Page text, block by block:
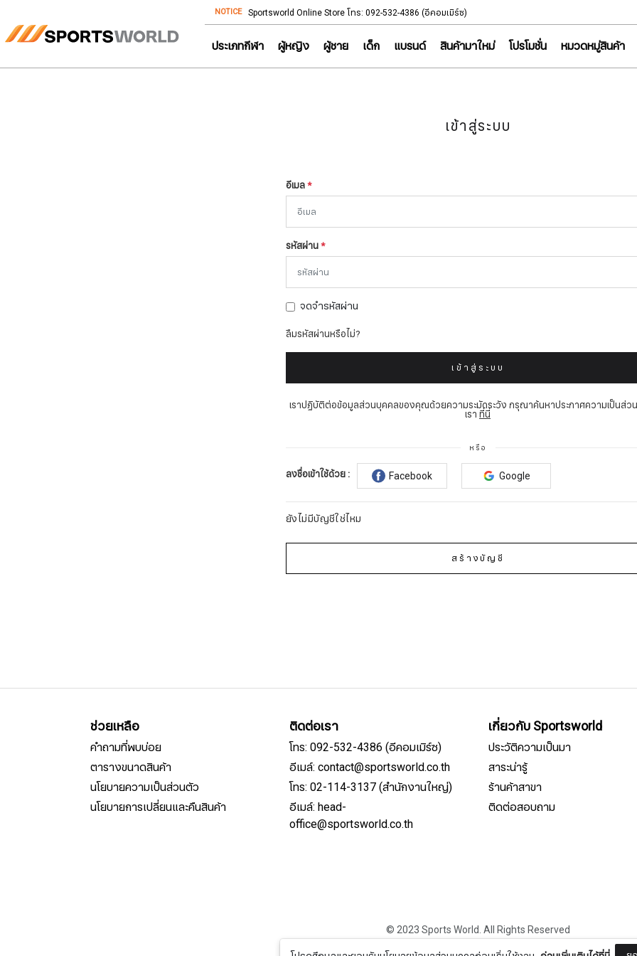
NOTICE Sportsworld Online Store โทร: 092-532-4386 (อีคอมเมิร์ซ)
ประเภทกีฬา ผู้หญิง ผู้ชาย เด็ก แบรนด์ สินค้ามาใหม่ โปรโมชั่น หมวดหมู่สินค้า
เข้าสู่ระบบ
อีเมล*
รหัสผ่าน*
จดจำรหัสผ่าน
ลืมรหัสผ่านหรือไม่?
เข้าสู่ระบบ
เราปฏิบัติต่อข้อมูลส่วนบุคคลของคุณด้วยความระมัดระวัง กรุณาค้นหาประกาศความเป็นส่ว
เรา ที่นี่
หรือ
ลงชื่อเข้าใช้ด้วย : Facebook Google
ยังไม่มีบัญชีใช่ไหม
สร้างบัญชี
ช่วยเหลือ
คำถามที่พบบ่อย
ตารางขนาดสินค้า
นโยบายความเป็นส่วนตัว
นโยบายการเปลี่ยนและคืนสินค้า
ติดต่อเรา
โทร: 092-532-4386 (อีคอมเมิร์ซ)
อีเมล์: contact@sportsworld.co.th
โทร: 02-114-3137 (สำนักงานใหญ่)
อีเมล์: head-
office@sportsworld.co.th
เกี่ยวกับ Sportsworld
ประวัติความเป็นมา
สาระน่ารู้
ร้านค้าสาขา
ติดต่อสอบถาม
© 2023 Sports World. All Rights Reserved
สมัครรับจดหมายข่าว
นามสกุล